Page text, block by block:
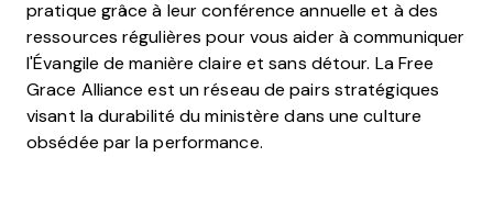
pratique grâce à leur conférence annuelle et à des
ressources régulières pour vous aider à communiquer
l'Évangile de manière claire et sans détour. La Free
Grace Alliance est un réseau de pairs stratégiques
visant la durabilité du ministère dans une culture
obsédée par la performance.